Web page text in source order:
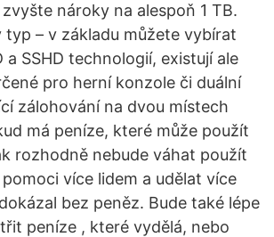
nároky na alespoň 1 TB.
typ –⁠ v základu můžete vybírat
a SSHD technologií, existují ale
pro herní konzole či duální
zálohování na dvou místech
má peníze, které může použít
rozhodně nebude váhat použít
více lidem a udělat více
bez peněz. Bude také lépe
peníze , které vydělá, nebo